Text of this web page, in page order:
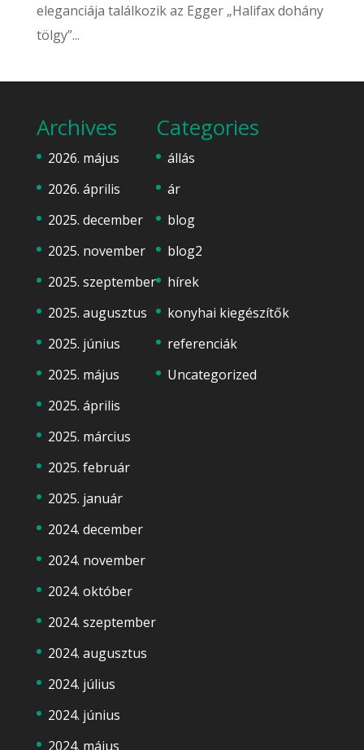
eleganciája találkozik az Egger „Halifax dohány
tölgy”...
Archives
2026. május
2026. április
2025. december
2025. november
2025. szeptember
2025. augusztus
2025. június
2025. május
2025. április
2025. március
2025. február
2025. január
2024. december
2024. november
2024. október
2024. szeptember
2024. augusztus
2024. július
2024. június
2024. május
Categories
állás
ár
blog
blog2
hírek
konyhai kiegészítők
referenciák
Uncategorized